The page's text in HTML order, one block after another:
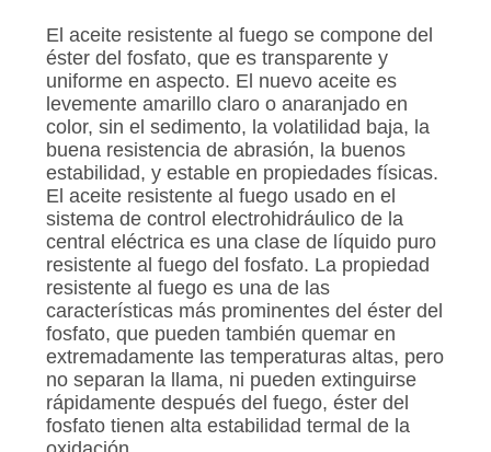
PIDA
UNA
CITA
MAPA
DEL
SITIO
PRIVACY
POLICY
El aceite resistente al fuego se compone del
éster del fosfato, que es transparente y
uniforme en aspecto. El nuevo aceite es
levemente amarillo claro o anaranjado en
color, sin el sedimento, la volatilidad baja, la
buena resistencia de abrasión, la buenos
estabilidad, y estable en propiedades físicas.
El aceite resistente al fuego usado en el
sistema de control electrohidráulico de la
central eléctrica es una clase de líquido puro
resistente al fuego del fosfato. La propiedad
resistente al fuego es una de las
características más prominentes del éster del
fosfato, que pueden también quemar en
extremadamente las temperaturas altas, pero
no separan la llama, ni pueden extinguirse
rápidamente después del fuego, éster del
fosfato tienen alta estabilidad termal de la